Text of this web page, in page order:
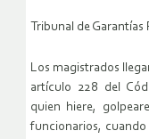
Tribunal de
Los magistrados
artículo 228 del
quien hiere,
funcionarios, cuando